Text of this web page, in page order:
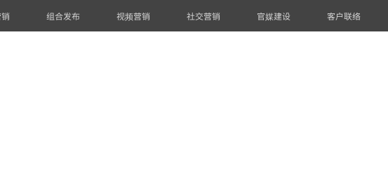
组合发布 视频营销 社交营销 官媒建设 客户联络